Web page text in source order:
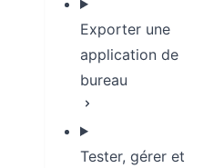
Exporter une
application de
bureau
Tester, gérer et